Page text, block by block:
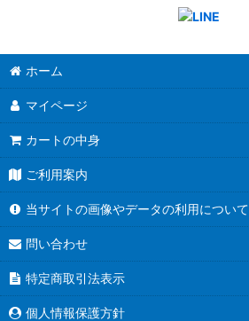
ホーム
マイページ
カートの中身
ご利用案内
当サイトの画像やデータの利用について
問い合わせ
特定商取引法表示
個人情報保護方針